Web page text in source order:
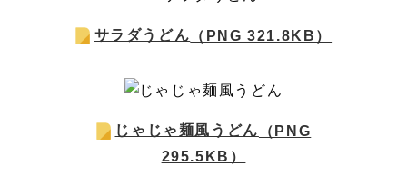
サラダうどん （PNG 321.8KB）
じゃじゃ麺風うどん
（PNG
295.5KB）